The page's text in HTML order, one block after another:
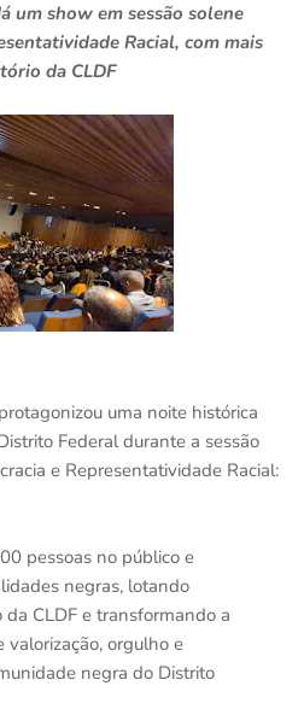
um show em sessão solene
Racial, com mais
da CLDF
uma noite histórica
Federal durante a sessão
e Representatividade Racial:
pessoas no público e
negras, lotando
CLDF e transformando a
valorização, orgulho e
negra do Distrito